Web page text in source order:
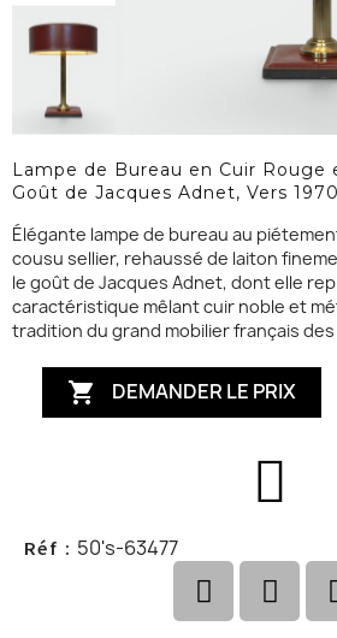
Lampe de Bureau en Cuir Rouge
Goût de Jacques Adnet, Vers 1970
Élégante lampe de bureau au
cousu sellier, rehaussé de laiton
le goût de Jacques Adnet, dont elle
caractéristique mêlant cuir noble et
tradition du grand mobilier français des
 DEMANDER LE PRIX
Réf : 50's-63477